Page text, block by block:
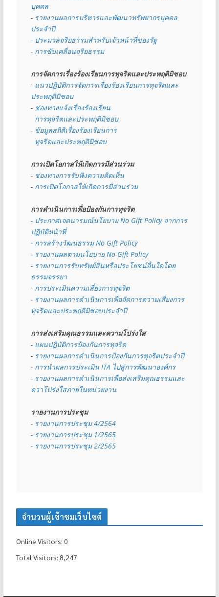
บุคคล
- รายงานผลการบริหารและพัฒนาทรัพยากรบุคคล
ประจำปี
- ประมวลจริยธรรมสำหรับเจ้าหน้าที่ของรัฐ
- การขับเคลื่อนจริยธรรม
การจัดการเรื่องร้องเรียนการทุจริตและประพฤติมิชอบ
- แนวปฏิบัติการจัดการเรื่องร้องเรียนการทุจริตและ
ประพฤติมิชอบ
- ช่องทางแจ้งเรื่องร้องเรียน
  การทุจริตและประพฤติมิชอบ
- ข้อมูลสถิติเรื่องร้องเรียนการ
  ทุจริตและประพฤติมิชอบ
การเปิดโอกาสให้เกิดการมีส่วนร่วม
- ช่องทางการรับฟังความคิดเห็น
- การเปิดโอกาสให้เกิดการมีส่วนร่วม
การดำเนินการเพื่อป้องกันการทุจริต
- ประกาศเจตนารมณ์นโยบาย No Gift Policy จากการ
ปฏิบัติหน้าที่
- การสร้างวัฒนธรรม No Gift Policy
- รายงานผลตามนโยบาย No Gift Policy
- รายงานการรับทรัพย์สินหรือประโยชน์อื่นใดโดย
ธรรมจรรยา
- การประเมินความเสี่ยงการทุจริต
- รายงานผลการดำเนินการเพื่อจัดการความเสี่ยงการ
ทุจริตและประพฤติมิชอบประจำปี
การส่งเสริมคุณธรรมและความโปร่งใส
- แผนปฏิบัติการป้องกันการทุจริต
- รายงานผลการดำเนินการป้องกันการทุจริตประจำปี
- การนำผลการประเมิน ITA ไปสู่การพัฒนาองค์กร
- รายงานผลการดำเนินการเพื่อส่งเสริมคุณธรรมและ
ควาโปร่งใสภายในหน่วยงาน
รายงานการประชุม
- รายงานการประชุม 4/2564
- รายงานการประชุม 1/2565
- รายงานการประชุม 2/2565
จำนวนผู้เข้าชมเว็บไซต์
Online Visitors: 0
Total Visitors: 8,247